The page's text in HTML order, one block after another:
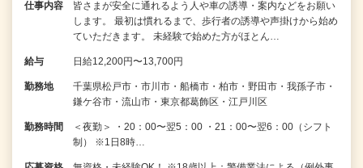
仕事内容
皆さまが安全に通れるよう人や車の誘導・案内などをお願い
します。 最初は慣れるまで、歩行者の誘導や声掛けから始め
ていただきます。 未経験で始めた方がほとん…
給与 日給12,200円〜13,700円
勤務地
千葉県松戸市・市川市・船橋市・柏市・野田市・我孫子市・
鎌ケ谷市・流山市・東京都葛飾区・江戸川区
勤務時間
＜夜勤＞ ・20：00〜翌5：00 ・21：00〜翌6：00（シフト
制） ※1日8時…